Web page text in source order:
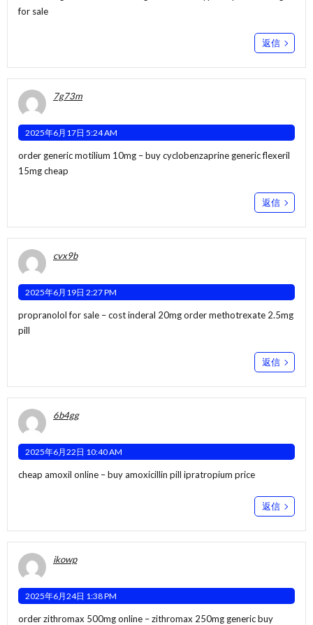
for sale
返信
7g73m
2025年6月17日 5:24 AM
order generic motilium 10mg –buy cyclobenzaprine genericflexeril
15mg cheap
返信
cvx9b
2025年6月19日 2:27 PM
propranolol for sale –cost inderal 20mgorder methotrexate 2.5mg
pill
返信
6b4gg
2025年6月22日 10:40 AM
cheap amoxil online –buy amoxicillin pill ipratropium price
返信
ikowp
2025年6月24日 1:38 PM
order zithromax 500mg online –zithromax 250mg genericbuy